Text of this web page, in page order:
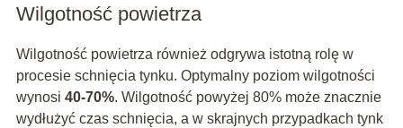
Wilgotność powietrza
Wilgotność powietrza również odgrywa istotną rolę w
procesie schnięcia tynku. Optymalny poziom wilgotności
wynosi 40-70%. Wilgotność powyżej 80% może znacznie
wydłużyć czas schnięcia, a w skrajnych przypadkach tynk